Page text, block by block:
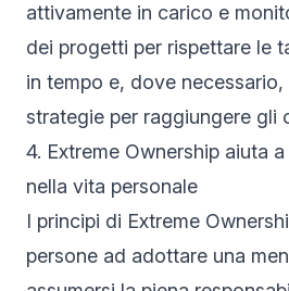
attivamente in carico e
dei progetti per rispettare le
in tempo e, dove
strategie per raggiungere gli
4. Extreme Ownership aiuta
nella vita personale
I principi di Extreme
persone ad adottare una